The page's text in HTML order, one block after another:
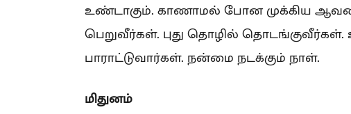
உண்டாகும். காணாமல் போன முக்கிய
பெறுவீர்கள். புது தொழில்
பாராட்டுவார்கள். நன்மை நடக்கும் நாள்.
மிதுனம்